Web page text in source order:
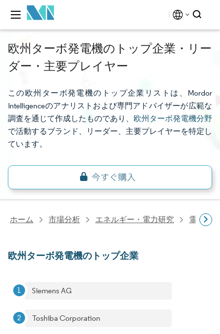
欧州ターボ発電機のトップ企業・リー
ダー・主要プレイヤー
この欧州ターボ発電機のトップ企業リストは、Mordor
Intelligenceのアナリストおよび専門アドバイザーが広範な
調査を通じて作成したものであり、 欧州ターボ発電機分野
で活動するブランド、リーダー、主要プレイヤーを特定し
ています。
ホーム 市場分析 エネルギー・電力研究 電力設
欧州ターボ発電機のトップ企業
Siemens AG
Toshiba Corporation